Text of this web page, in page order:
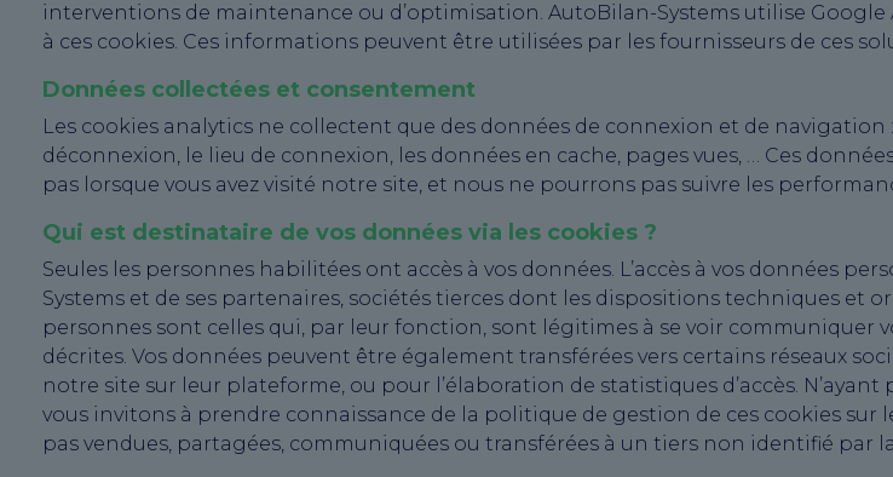
interventions de maintenance ou d’optimisation. AutoBilan-Systems utilise
à ces cookies. Ces informations peuvent être utilisées par les fournisseurs de ces
Données collectées et consentement
Les cookies analytics ne collectent que des données de connexion et de
déconnexion, le lieu de connexion, les données en cache, pages vues, … Ces
pas lorsque vous avez visité notre site, et nous ne pourrons pas suivre les
Qui est destinataire de vos données via les cookies ?
Seules les personnes habilitées ont accès à vos données. L’accès à vos données
Systems et de ses partenaires, sociétés tierces dont les dispositions techniques
personnes sont celles qui, par leur fonction, sont légitimes à se voir communiquer
décrites. Vos données peuvent être également transférées vers certains réseaux
notre site sur leur plateforme, ou pour l’élaboration de statistiques d’accès.
vous invitons à prendre connaissance de la politique de gestion de ces cookies sur
pas vendues, partagées, communiquées ou transférées à un tiers non identifié par